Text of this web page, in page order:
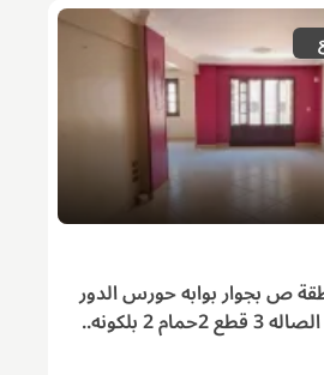
بمنطقة ص بجوار بوابه حورس الدور